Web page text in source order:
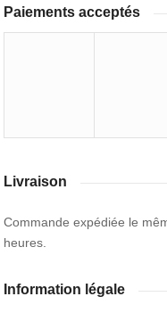
Paiements acceptés
Livraison
Commande expédiée le
heures.
Information légale